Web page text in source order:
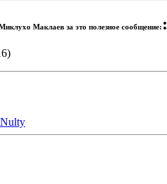
Маклаев за это полезное сообщение: :